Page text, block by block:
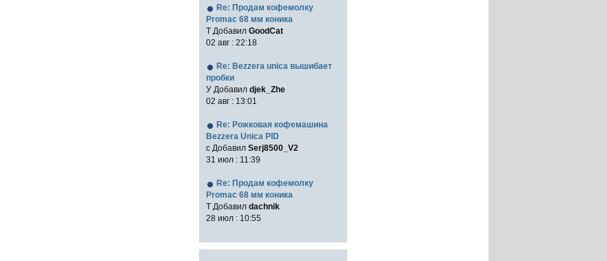
Re: Продам кофемолку
Promac 68 мм коника
T Добавил GoodCat
02 авг : 22:18
Re: Bezzera unica вышибает
пробки
У Добавил djek_Zhe
02 авг : 13:01
Re: Рожковая кофемашина
Bezzera Unica PID
с Добавил Serj8500_V2
31 июл : 11:39
Re: Продам кофемолку
Promac 68 мм коника
T Добавил dachnik
28 июл : 10:55